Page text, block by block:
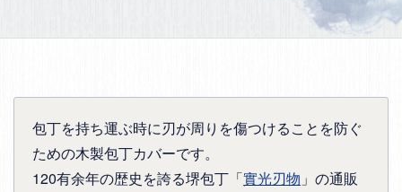
包丁を持ち運ぶ時に刃が周りを傷つけることを防ぐ
ための木製包丁カバーです。
120有余年の歴史を誇る堺包丁「實光刃物 」の通販